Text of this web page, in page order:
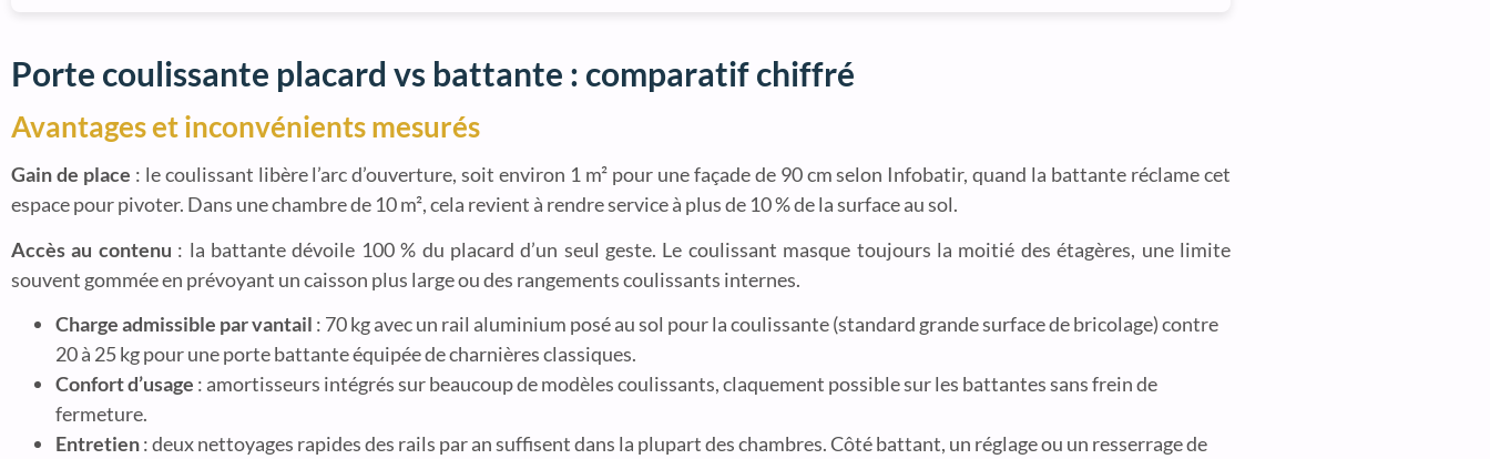
Porte coulissante placard vs battante : comparatif chiffré
Avantages et inconvénients mesurés
Gain de place : le coulissant libère l’arc d’ouverture, soit environ 1 m² pour une façade de 90 cm selon Infobatir, quand la battante réclame cet
espace pour pivoter. Dans une chambre de 10 m², cela revient à rendre service à plus de 10 % de la surface au sol.
Accès au contenu : la battante dévoile 100 % du placard d’un seul geste. Le coulissant masque toujours la moitié des étagères, une limite
souvent gommée en prévoyant un caisson plus large ou des rangements coulissants internes.
Charge admissible par vantail : 70 kg avec un rail aluminium posé au sol pour la coulissante (standard grande surface de bricolage) contre
20 à 25 kg pour une porte battante équipée de charnières classiques.
Confort d’usage : amortisseurs intégrés sur beaucoup de modèles coulissants, claquement possible sur les battantes sans frein de
fermeture.
Entretien: deux nettoyages rapides des rails par an suffisent dans la plupart des chambres. Côté battant, un réglage ou un resserrage de